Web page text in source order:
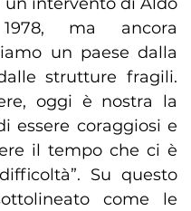
ma ancora
un paese dalla
strutture fragili.
oggi è nostra la
essere coraggiosi e
il tempo che ci è
Su questo
come le